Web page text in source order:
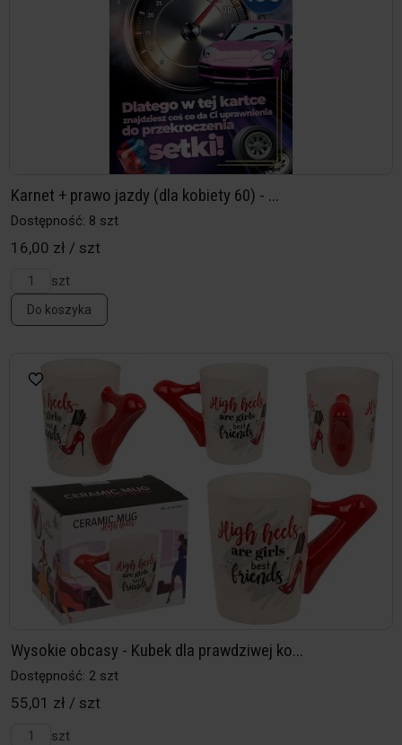
Karnet + prawo jazdy (dla kobiety 60) - ...
Dostępność: 8 szt
16,00 zł / szt
szt
Do koszyka
Wysokie obcasy - Kubek dla prawdziwej ko...
Dostępność: 2 szt
55,01 zł / szt
szt